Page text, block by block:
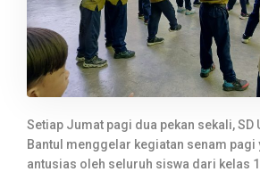
Setiap Jumat pagi dua pekan sekali, SD
Bantul menggelar kegiatan senam
antusias oleh seluruh siswa dari kelas